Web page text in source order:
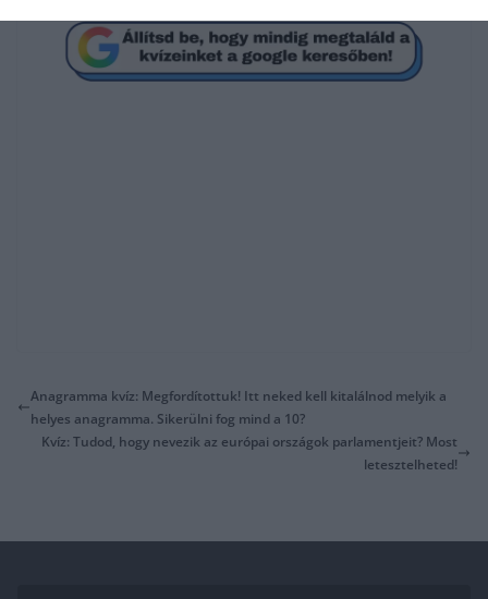
Anagramma kvíz: Megfordítottuk! Itt neked kell kitalálnod melyik a
helyes anagramma. Sikerülni fog mind a 10?
Kvíz: Tudod, hogy nevezik az európai országok parlamentjeit? Most
letesztelheted!